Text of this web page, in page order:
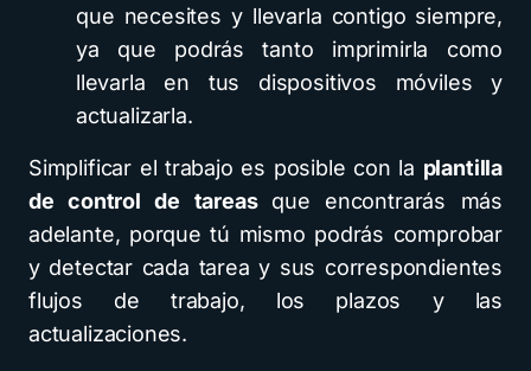
que necesites y llevarla contigo siempre,
ya que podrás tanto imprimirla como
llevarla en tus dispositivos móviles y
actualizarla.
Simplificar el trabajo es posible con la plantilla
de control de tareas que encontrarás más
adelante, porque tú mismo podrás comprobar
y detectar cada tarea y sus correspondientes
flujos de trabajo, los plazos y las
actualizaciones.